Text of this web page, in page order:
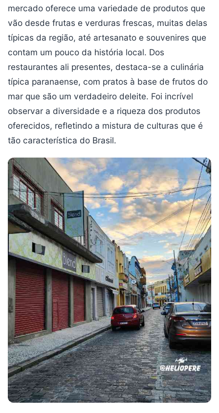
mercado oferece uma variedade de produtos que
vão desde frutas e verduras frescas, muitas delas
típicas da região, até artesanato e souvenires que
contam um pouco da história local. Dos
restaurantes ali presentes, destaca-se a culinária
típica paranaense, com pratos à base de frutos do
mar que são um verdadeiro deleite. Foi incrível
observar a diversidade e a riqueza dos produtos
oferecidos, refletindo a mistura de culturas que é
tão característica do Brasil.